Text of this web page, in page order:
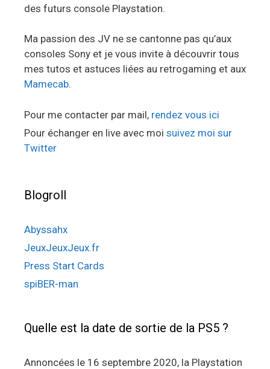
des futurs console Playstation.
Ma passion des JV ne se cantonne pas qu’aux
consoles Sony et je vous invite à découvrir tous
mes tutos et astuces liées au retrogaming et aux
Mamecab.
Pour me contacter par mail, rendez vous ici
Pour échanger en live avec moi suivez moi sur
Twitter
Blogroll
Abyssahx
JeuxJeuxJeux.fr
Press Start Cards
spiBER-man
Quelle est la date de sortie de la PS5 ?
Annoncées le 16 septembre 2020, la Playstation